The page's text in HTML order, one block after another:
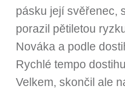
pásku její svěřenec,
porazil pětiletou
Nováka a podle
Rychlé tempo
Velkem, skončil ale